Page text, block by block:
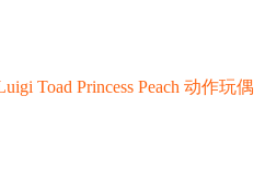
Toad Princess Peach 动作玩偶